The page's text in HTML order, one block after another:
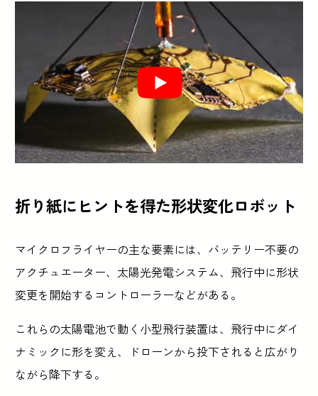
折り紙にヒントを得た形状変化ロボット
マイクロフライヤーの主な要素には、バッテリー不要の
アクチュエーター、太陽光発電システム、飛行中に形状
変更を開始するコントローラーなどがある。
これらの太陽電池で動く小型飛行装置は、飛行中にダイ
ナミックに形を変え、ドローンから投下されると広がり
ながら降下する。